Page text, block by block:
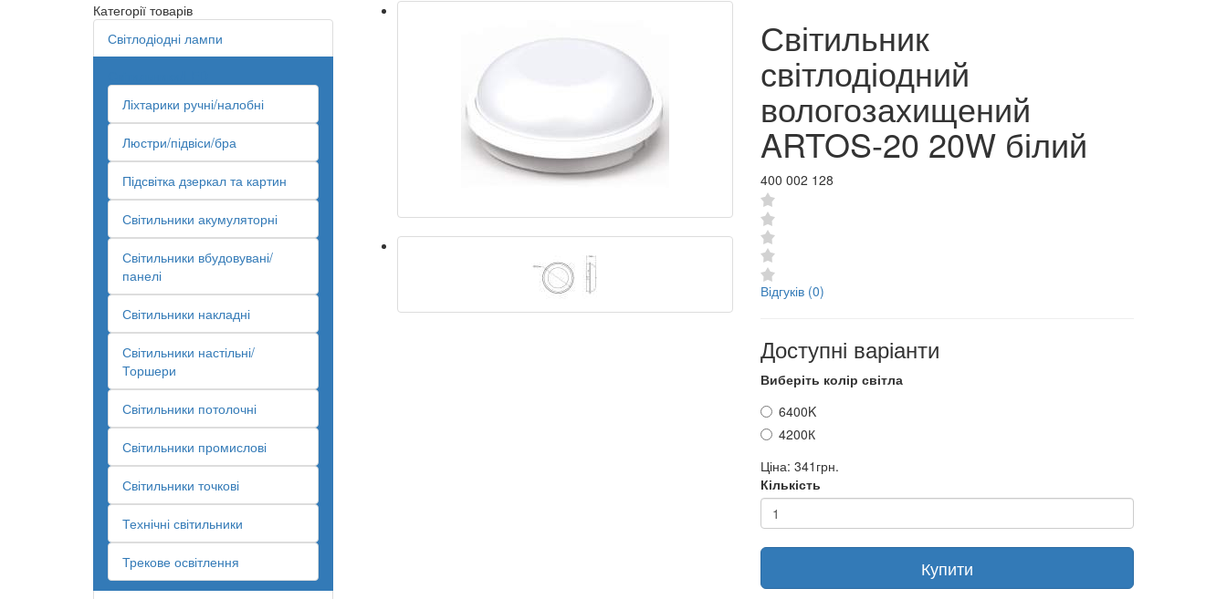
Категорії товарів
Світлодіодні лампи
Ліхтарики ручні/налобні
Люстри/підвіси/бра
Підсвітка дзеркал та картин
Світильники акумуляторні
Світильники вбудовувані/
панелі
Світильники накладні
Світильники настільні/
Торшери
Світильники потолочні
Світильники промислові
Світильники точкові
Технічні світильники
Трекове освітлення
Світильник
світлодіодний
вологозахищений
ARTOS-20 20W білий
400 002 128
Відгуків (0)
Доступні варіанти
Виберіть колір світла
6400K
4200К
Ціна:341грн.
Кількість
Купити